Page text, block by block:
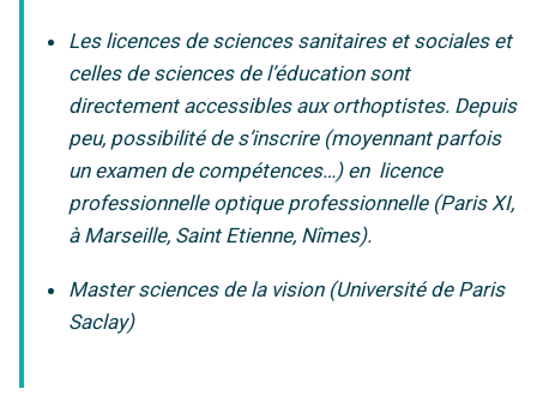
Les licences de sciences sanitaires et sociales et
celles de sciences de l’éducation sont
directement accessibles aux orthoptistes. Depuis
peu, possibilité de s’inscrire (moyennant parfois
un examen de compétences…) en licence
professionnelle optique professionnelle (Paris XI,
à Marseille, Saint Etienne, Nîmes).
Master sciences de la vision (Université de Paris
Saclay)